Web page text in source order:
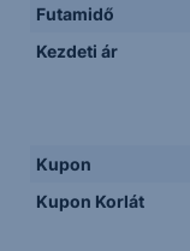
Futamidő
Kezdeti ár
Kupon
Kupon Korlát